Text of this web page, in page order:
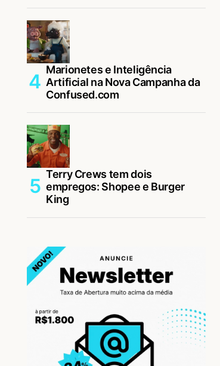
Marionetes e Inteligência
Artificial na Nova Campanha da
Confused.com
Terry Crews tem dois
empregos: Shopee e Burger
King